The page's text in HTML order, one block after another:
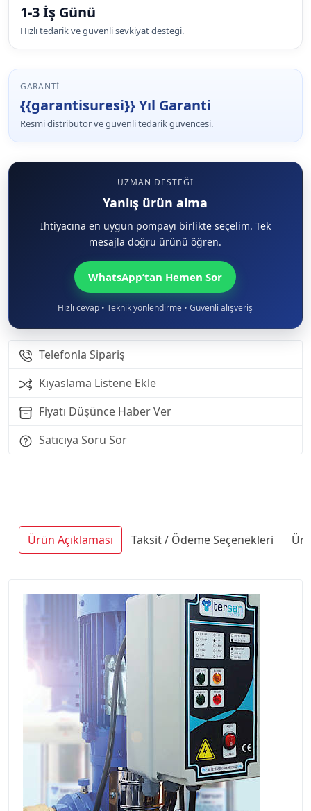
1-3 İş Günü
Hızlı tedarik ve güvenli sevkiyat desteği.
GARANTI
{{garantisuresi}} Yıl Garanti
Resmi distribütör ve güvenli tedarik güvencesi.
UZMAN DESTEĞI
Yanlış ürün alma
İhtiyacına en uygun pompayı birlikte seçelim. Tek
mesajla doğru ürünü öğren.
WhatsApp’tan Hemen Sor
Hızlı cevap • Teknik yönlendirme • Güvenli alışveriş
Telefonla Sipariş
Kıyaslama Listene Ekle
Fiyatı Düşünce Haber Ver
Satıcıya Soru Sor
Ürün Açıklaması Taksit / Ödeme Seçenekleri